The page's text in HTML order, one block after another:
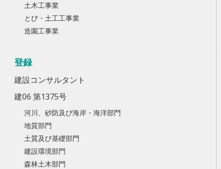
土木工事業
とび・土工工事業
造園工事業
登録
建設コンサルタント
建06 第1375号
河川、砂防及び海岸・海洋部門
地質部門
土質及び基礎部門
建設環境部門
森林土木部門